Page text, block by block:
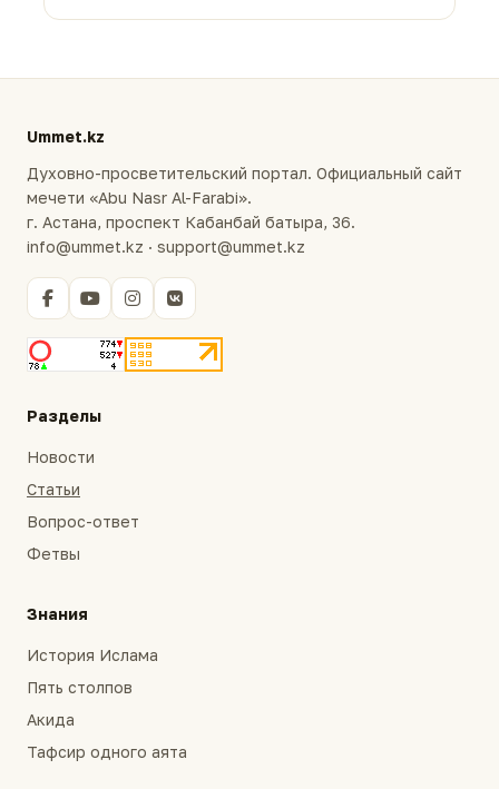
Ummet.kz
Духовно-просветительский портал. Официальный сайт
мечети «Abu Nasr Al-Farabi».
г. Астана, проспект Кабанбай батыра, 36.
info@ummet.kz · support@ummet.kz
Разделы
Новости
Статьи
Вопрос-ответ
Фетвы
Знания
История Ислама
Пять столпов
Акида
Тафсир одного аята